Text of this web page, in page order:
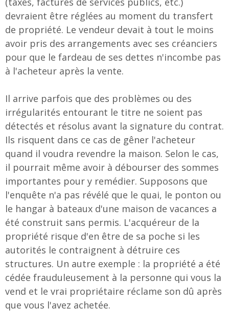
devraient être réglées au moment du transfert
de propriété. Le vendeur devait à tout le moins
avoir pris des arrangements avec ses créanciers
pour que le fardeau de ses dettes n'incombe pas
à l'acheteur après la vente.
Il arrive parfois que des problèmes ou des
irrégularités entourant le titre ne soient pas
détectés et résolus avant la signature du contrat.
Ils risquent dans ce cas de gêner l'acheteur
quand il voudra revendre la maison. Selon le cas,
il pourrait même avoir à débourser des sommes
importantes pour y remédier. Supposons que
l'enquête n'a pas révélé que le quai, le ponton ou
le hangar à bateaux d'une maison de vacances a
été construit sans permis. L'acquéreur de la
propriété risque d'en être de sa poche si les
autorités le contraignent à détruire ces
structures. Un autre exemple : la propriété a été
cédée frauduleusement à la personne qui vous la
vend et le vrai propriétaire réclame son dû après
que vous l'avez achetée.